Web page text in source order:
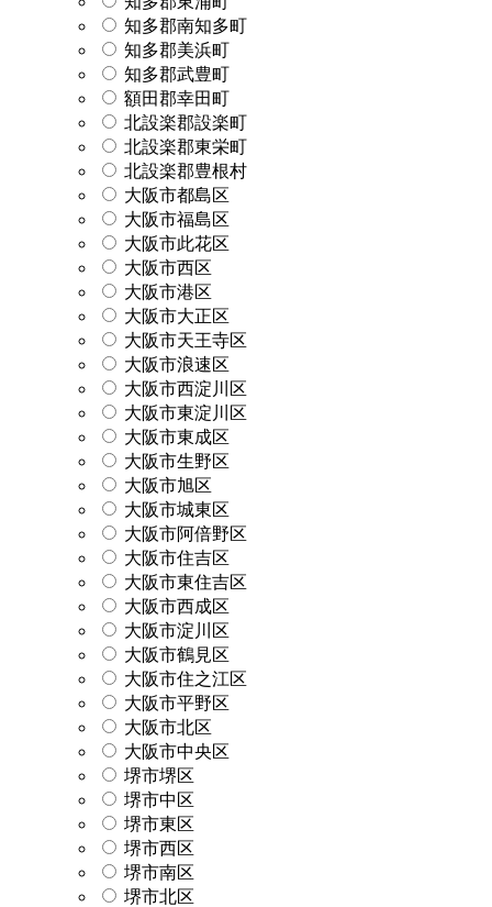
知多郡南知多町
知多郡美浜町
知多郡武豊町
額田郡幸田町
北設楽郡設楽町
北設楽郡東栄町
北設楽郡豊根村
大阪市都島区
大阪市福島区
大阪市此花区
大阪市西区
大阪市港区
大阪市大正区
大阪市天王寺区
大阪市浪速区
大阪市西淀川区
大阪市東淀川区
大阪市東成区
大阪市生野区
大阪市旭区
大阪市城東区
大阪市阿倍野区
大阪市住吉区
大阪市東住吉区
大阪市西成区
大阪市淀川区
大阪市鶴見区
大阪市住之江区
大阪市平野区
大阪市北区
大阪市中央区
堺市堺区
堺市中区
堺市東区
堺市西区
堺市南区
堺市北区